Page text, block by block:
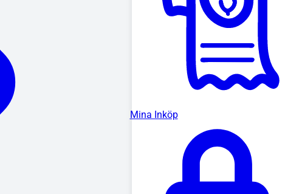
Mina Inköp